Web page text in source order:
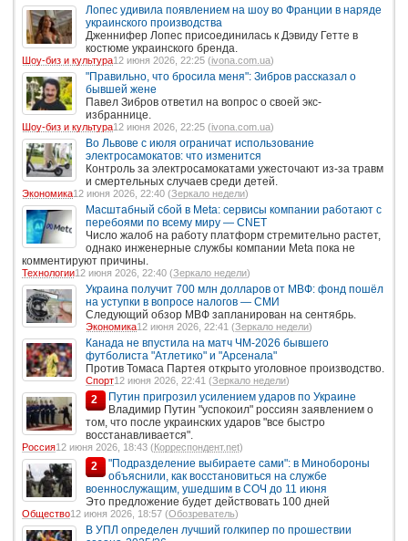
Лопес удивила появлением на шоу во Франции в наряде
украинского производства
Дженнифер Лопес присоединилась к Дэвиду Гетте в
костюме украинского бренда.
Шоу-биз и культура12 июня 2026, 22:25 (ivona.com.ua)
"Правильно, что бросила меня": Зибров рассказал о
бывшей жене
Павел Зибров ответил на вопрос о своей экс-
избраннице.
Шоу-биз и культура12 июня 2026, 22:25 (ivona.com.ua)
Во Львове с июля ограничат использование
электросамокатов: что изменится
Контроль за электросамокатами ужесточают из-за травм
и смертельных случаев среди детей.
Экономика12 июня 2026, 22:40 (Зеркало недели)
Масштабный сбой в Meta: сервисы компании работают с
перебоями по всему миру — CNET
Число жалоб на работу платформ стремительно растет,
однако инженерные службы компании Meta пока не
комментируют причины.
Технологии12 июня 2026, 22:40 (Зеркало недели)
Украина получит 700 млн долларов от МВФ: фонд пошёл
на уступки в вопросе налогов — СМИ
Следующий обзор МВФ запланирован на сентябрь.
Экономика12 июня 2026, 22:41 (Зеркало недели)
Канада не впустила на матч ЧМ-2026 бывшего
футболиста "Атлетико" и "Арсенала"
Против Томаса Партея открыто уголовное производство.
Спорт12 июня 2026, 22:41 (Зеркало недели)
2
Путин пригрозил усилением ударов по Украине
Владимир Путин "успокоил" россиян заявлением о
том, что после украинских ударов "все быстро
восстанавливается".
Россия12 июня 2026, 18:43 (Корреспондент.net)
2
"Подразделение выбираете сами": в Минобороны
объяснили, как восстановиться на службе
военнослужащим, ушедшим в СОЧ до 11 июня
Это предложение будет действовать 100 дней
Общество12 июня 2026, 18:57 (Обозреватель)
В УПЛ определен лучший голкипер по прошествии